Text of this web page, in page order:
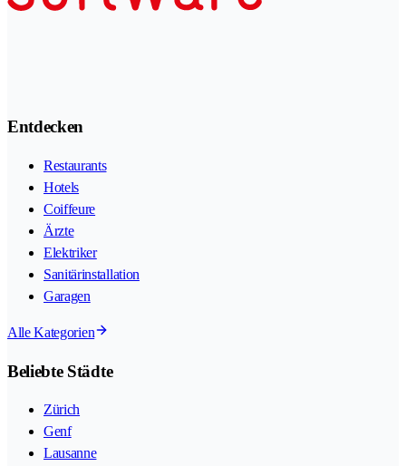
Entdecken
Restaurants
Hotels
Coiffeure
Ärzte
Elektriker
Sanitärinstallation
Garagen
Alle Kategorien
Beliebte Städte
Zürich
Genf
Lausanne